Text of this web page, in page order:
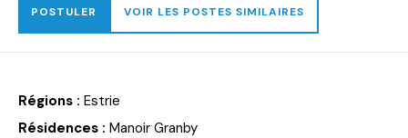
POSTULER VOIR LES POSTES SIMILAIRES
Régions : Estrie
Résidences : Manoir Granby